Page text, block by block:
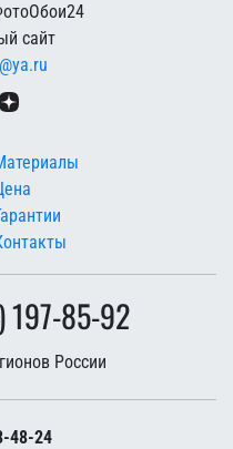
сайт
197-85-92
России
48-24